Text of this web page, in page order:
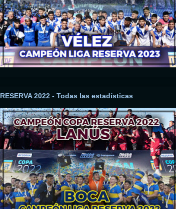
RESERVA 2022 - Todas las estadísticas